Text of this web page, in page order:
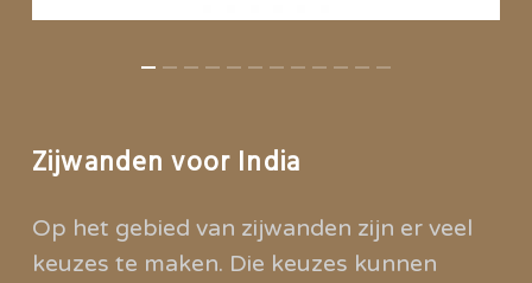
Zijwanden voor India
Op het gebied van zijwanden zijn er veel
keuzes te maken. Die keuzes kunnen